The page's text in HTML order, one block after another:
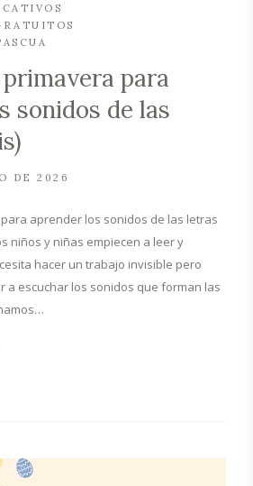
para
sonidos de las
DE 2026
aprender los sonidos de las letras
niños y niñas empiecen a leer y
hacer un trabajo invisible pero
a escuchar los sonidos que forman las